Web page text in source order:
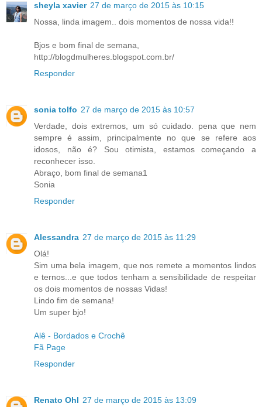
sheyla xavier 27 de março de 2015 às 10:15
Nossa, linda imagem.. dois momentos de nossa vida!!
Bjos e bom final de semana,
http://blogdmulheres.blogspot.com.br/
Responder
sonia tolfo 27 de março de 2015 às 10:57
Verdade, dois extremos, um só cuidado. pena que nem
sempre é assim, principalmente no que se refere aos
idosos, não é? Sou otimista, estamos começando a
reconhecer isso.
Abraço, bom final de semana1
Sonia
Responder
Alessandra 27 de março de 2015 às 11:29
Olá!
Sim uma bela imagem, que nos remete a momentos lindos
e ternos...e que todos tenham a sensibilidade de respeitar
os dois momentos de nossas Vidas!
Lindo fim de semana!
Um super bjo!
Alê - Bordados e Crochê
Fã Page
Responder
Renato Ohl 27 de março de 2015 às 13:09